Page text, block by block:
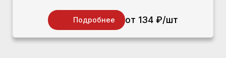
Подробнее от 134 ₽/шт